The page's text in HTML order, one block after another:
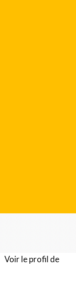
Voir le profil de